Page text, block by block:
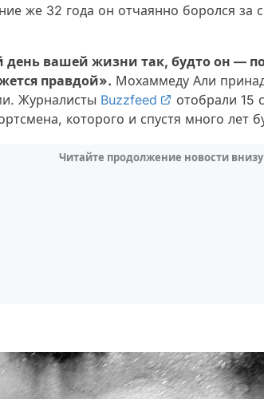
же 32 года он отчаянно боролся за
вашей жизни так, будто он —
правдой». Мохаммеду Али
Журналисты Buzzfeed
отобрали 15
которого и спустя много лет
Читайте продолжение новости внизу